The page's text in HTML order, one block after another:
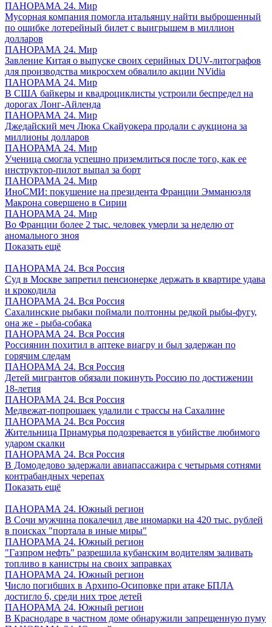
ПАНОРАМА 24. Мир
Мусорная компания помогла итальянцу найти выброшенный
по ошибке лотерейный билет с выигрышем в миллион
долларов
ПАНОРАМА 24. Мир
Завление Китая о выпуске своих серийных DUV-литографов
для производства микросхем обвалило акции NVidia
ПАНОРАМА 24. Мир
В США байкеры и квадроциклисты устроили беспредел на
дорогах Лонг-Айленда
ПАНОРАМА 24. Мир
Джедайский меч Люка Скайуокера продали с аукциона за
миллионы долларов
ПАНОРАМА 24. Мир
Ученица смогла успешно приземлиться после того, как ее
инструктор-пилот выпал за борт
ПАНОРАМА 24. Мир
ИноСМИ: покушение на президента Франции Эмманюэля
Макрона совершено в Сирии
ПАНОРАМА 24. Мир
Во Франции более 2 тыс. человек умерли за неделю от
аномального зноя
Показать ещё
ПАНОРАМА 24. Вся Россия
Суд в Москве запретил пенсионерке держать в квартире удава
и крокодила
ПАНОРАМА 24. Вся Россия
Сахалинские рыбаки поймали полтонны редкой рыбы-фугу,
она же - рыба-собака
ПАНОРАМА 24. Вся Россия
Россиянин похитил в аптеке виагру и был задержан по
горячим следам
ПАНОРАМА 24. Вся Россия
Детей мигрантов обязали покинуть Россию по достижении
18-летия
ПАНОРАМА 24. Вся Россия
Медвежат-попрошаек удалили с трассы на Сахалине
ПАНОРАМА 24. Вся Россия
Жительница Приамурья подозревается в убийстве любимого
ударом скалки
ПАНОРАМА 24. Вся Россия
В Домодедово задержали авиапассажира с четырьмя сотнями
контрабандных черепах
Показать ещё
ПАНОРАМА 24. Южный регион
В Сочи мужчина покалечил две иномарки на 420 тыс. рублей
в поисках "портала в иные миры"
ПАНОРАМА 24. Южный регион
"Газпром нефть" разрешила кубанским водителям заливать
топливо в канистры на своих заправках
ПАНОРАМА 24. Южный регион
Число погибших в Архипо-Осиповке при атаке БПЛА
достигло 6, среди них трое детей
ПАНОРАМА 24. Южный регион
В Краснодаре в частном доме обнаружили запрещенную пуму